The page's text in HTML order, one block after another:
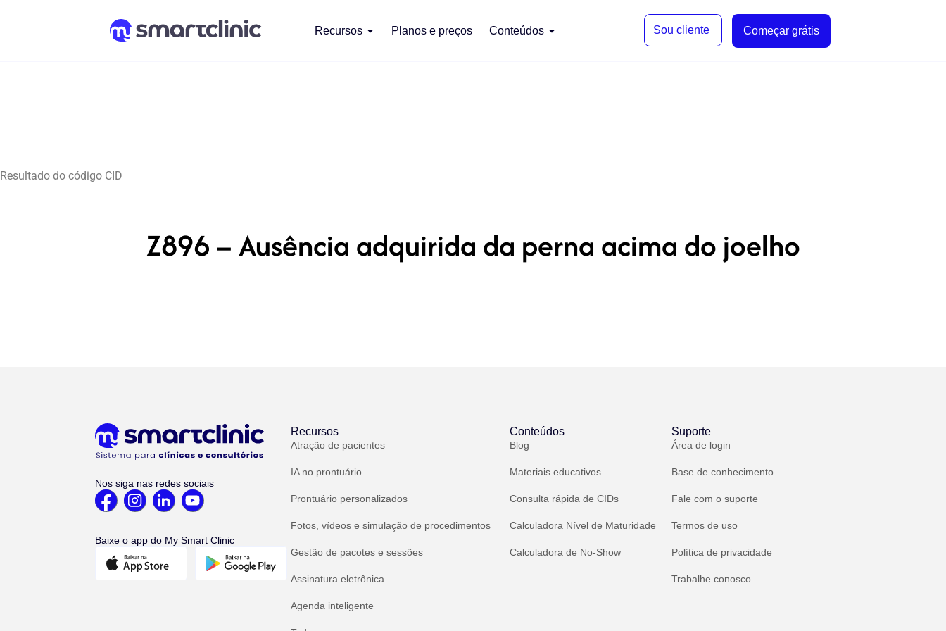
Recursos Planos e preços Conteúdos Sou cliente Começar grátis
Resultado do código CID
Z896 – Ausência adquirida da perna acima do joelho
Nos siga nas redes sociais
Baixe o app do My Smart Clinic
Recursos
Atração de pacientes
IA no prontuário
Prontuário personalizados
Fotos, vídeos e simulação de procedimentos
Gestão de pacotes e sessões
Assinatura eletrônica
Agenda inteligente
Conteúdos
Blog
Materiais educativos
Consulta rápida de CIDs
Calculadora Nível de Maturidade
Calculadora de No-Show
Suporte
Área de login
Base de conhecimento
Fale com o suporte
Termos de uso
Política de privacidade
Trabalhe conosco